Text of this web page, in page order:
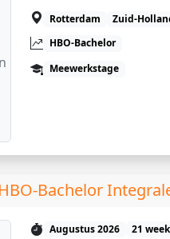
Rotterdam
Zuid-
HBO-Bachelor
Meewerkstage
Bachelor
Augustus 2026 21